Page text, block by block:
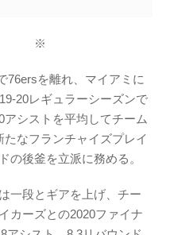
※
76ersを離れ、マイアミに
20レギュラーシーズンで
シストを平均してチーム
なフランチャイズプレイ
の後釜を立派に務める。
一段とギアを上げ、チー
カーズとの2020ファイナ